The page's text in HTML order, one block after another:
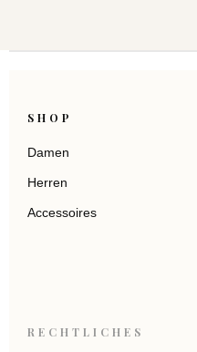
SHOP
Damen
Herren
Accessoires
RECHTLICHES